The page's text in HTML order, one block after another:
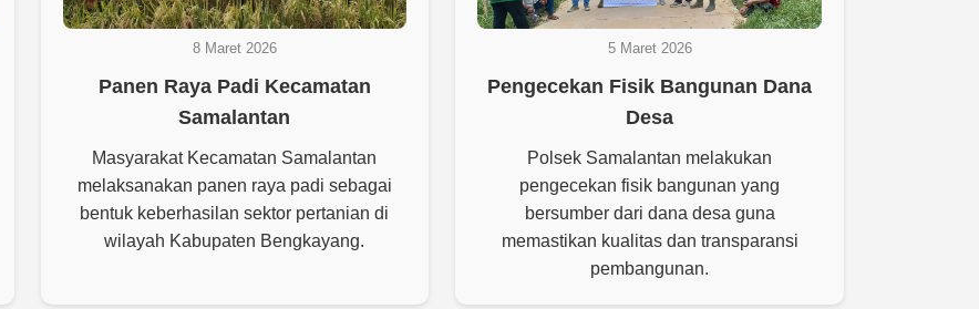
8 Maret 2026
Panen Raya Padi Kecamatan
Samalantan
Masyarakat Kecamatan Samalantan
melaksanakan panen raya padi sebagai
bentuk keberhasilan sektor pertanian di
wilayah Kabupaten Bengkayang.
5 Maret 2026
Pengecekan Fisik Bangunan Dana
Desa
Polsek Samalantan melakukan
pengecekan fisik bangunan yang
bersumber dari dana desa guna
memastikan kualitas dan transparansi
pembangunan.